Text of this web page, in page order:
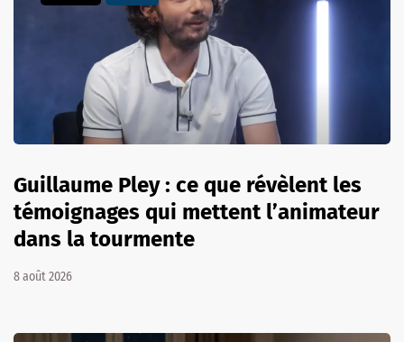
Guillaume Pley : ce que révèlent les
témoignages qui mettent l’animateur
dans la tourmente
8 août 2026